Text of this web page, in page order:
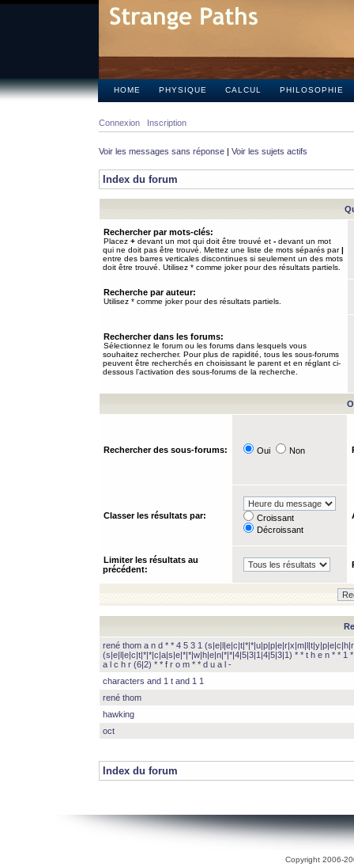
HOME PHYSIQUE CALCUL PHILOSOPHIE
Connexion Inscription
Voir les messages sans réponse | Voir les sujets actifs
Index du forum
Rechercher par mots-clés:
Placez + devant un mot qui doit être trouvé et - devant un mot
qui ne doit pas être trouvé. Mettez une liste de mots séparés par|
entre des barres verticales discontinues si seulement un des mots
doit être trouvé. Utilisez * comme joker pour des résultats partiels.
Recherche par auteur:
Utilisez * comme joker pour des résultats partiels.
Rechercher dans les forums:
Sélectionnez le forum ou les forums dans lesquels vous
souhaitez rechercher. Pour plus de rapidité, tous les sous-forums
peuvent être recherchés en choisissant le parent et en réglant ci-
dessous l’activation des sous-forums de la recherche.
Rechercher des sous-forums: Oui Non
Classer les résultats par:
Croissant
Décroissant
Limiter les résultats au
précédent:
rené thom a n d * * 4 5 3 1
(s|e|l|e|c|t|*|*|c|a|s|e|*|*|w|h|e|n|*|*|4|5|3|1|4|5|3|1) * * t h e n * * 1
a l c h r (6|2) * * f r o m * * d u a l -
characters and 1 t and 1 1
rené thom
hawking
oct
Index du forum
Copyright 2006-